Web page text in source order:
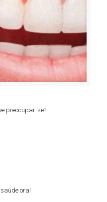
preocupar-se?
oral